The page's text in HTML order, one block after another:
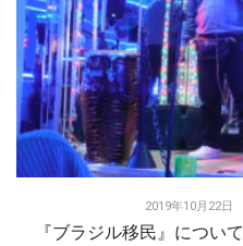
2019年10月22日
『ブラジル移民』につい